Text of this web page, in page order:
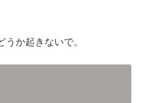
か起きないで。